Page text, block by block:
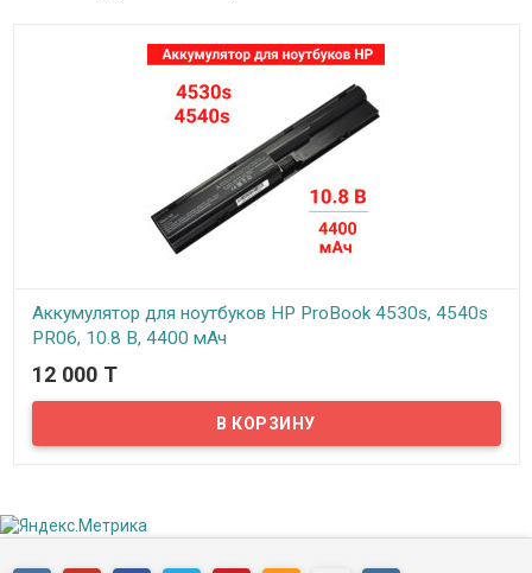
Аккумулятор для ноутбуков HP ProBook 4530s, 4540s
PR06, 10.8 В, 4400 мАч
В наличии
Аккумулятор для ноутбуков HP ProBook 4530s, 4540s PR06, 10.8 В,
4400 мАч — это важная часть портативного компьютера, которая
и позволяет ноутбуку называться мобильным устройством.
12 000 T